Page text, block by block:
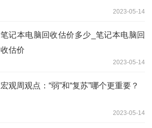
2023-05-14
笔记本电脑回收估价多少_笔记本电脑回
收估价
2023-05-14
宏观周观点：“弱”和“复苏”哪个更重要？
2023-05-14